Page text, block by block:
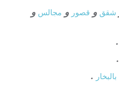
شقق و قصور و مجالس و
.
.
بالبخار .